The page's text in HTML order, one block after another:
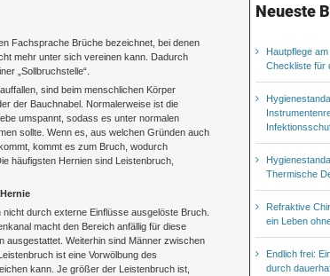
Fachsprache Brüche bezeichnet, bei denen
mehr unter sich vereinen kann. Dadurch
„Sollbruchstelle“.
sind beim menschlichen Körper
der Bauchnabel. Normalerweise ist die
umspannt, sodass es unter normalen
sollte. Wenn es, aus welchen Gründen auch
kommt es zum Bruch, wodurch
häufigsten Hernien sind Leistenbruch,
durch externe Einflüsse ausgelöste Bruch.
macht den Bereich anfällig für diese
ausgestattet. Weiterhin sind Männer zwischen
ist eine Vorwölbung des
kann. Je größer der Leistenbruch ist,
Neueste
Hautpflege
Checkliste für
Thermische
Refraktive
ein Leben
Endlich frei:
durch